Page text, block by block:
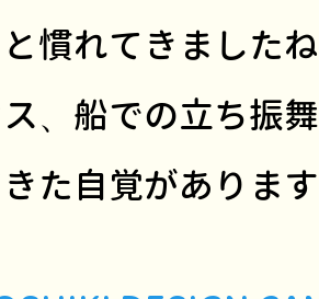
慣れてきました
、船での立ち振
た自覚がありま